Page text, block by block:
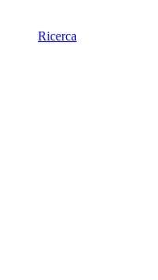
Ricerca